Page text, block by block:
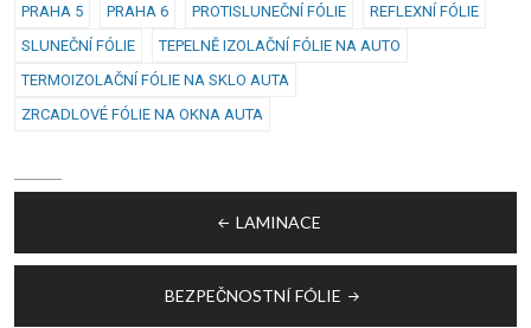
PRAHA 5
PRAHA 6 PROTISLUNEČNÍ FÓLIE
REFLEXNÍ FÓLIE
SLUNEČNÍ FÓLIE
TEPELNĚ IZOLAČNÍ FÓLIE NA AUTO
TERMOIZOLAČNÍ FÓLIE NA SKLO AUTA
ZRCADLOVÉ FÓLIE NA OKNA AUTA
příspěvek
LAMINACE
BEZPEČNOSTNÍ FÓLIE